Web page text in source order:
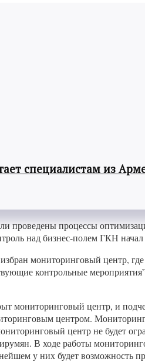
специалистам из
процессы
над бизнес-полем ГКН
мониторинговый центр,
контрольные
мониторинговый центр, и
центром.
центр не будет
В ходе работы
у них будет возможность